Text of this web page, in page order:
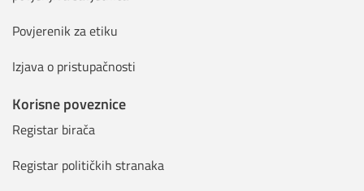
Povjerenik za etiku
Izjava o pristupačnosti
Korisne poveznice
Registar birača
Registar političkih stranaka